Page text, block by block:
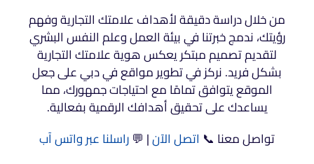
من خلال دراسة دقيقة لأهداف علامتك التجارية وفهم
رؤيتك، ندمج خبرتنا في بيئة العمل وعلم النفس البشري
لتقديم تصميم مبتكر يعكس هوية علامتك التجارية
بشكل فريد. نركز في تطوير مواقع في دبي على جعل
الموقع يتوافق تمامًا مع احتياجات جمهورك، مما
يساعدك على تحقيق أهدافك الرقمية بفعالية.
تواصل معنا 📞 اتصل الآن| 💬راسلنا عبر واتس آب